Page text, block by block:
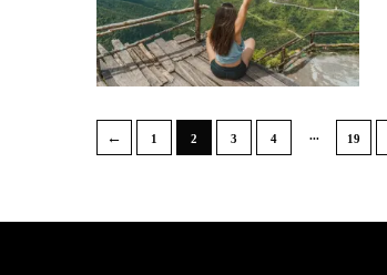
← 1 2 3 4 ... 19